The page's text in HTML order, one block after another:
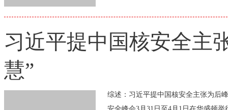
习近平提中国核安全主
慧”
综述：习近平提中国核安全主张为后